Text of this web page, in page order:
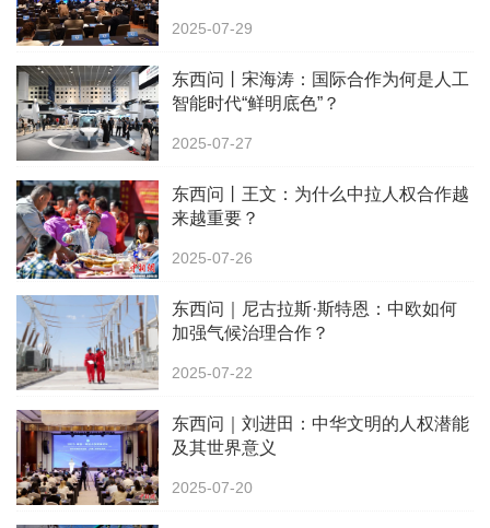
2025-07-29
东西问丨宋海涛：国际合作为何是人工
智能时代“鲜明底色”？
2025-07-27
东西问丨王文：为什么中拉人权合作越
来越重要？
2025-07-26
东西问｜尼古拉斯·斯特恩：中欧如何
加强气候治理合作？
2025-07-22
东西问｜刘进田：中华文明的人权潜能
及其世界意义
2025-07-20